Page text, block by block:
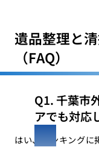
遺品整理と
（FAQ）
Q1. 千葉市
アでも対応
はい、ランキングに